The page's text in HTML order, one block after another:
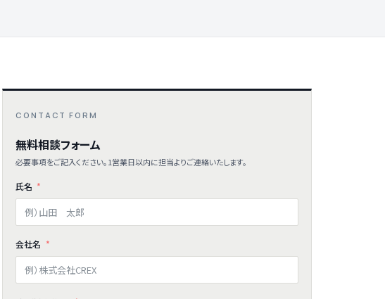
CONTACT FORM
無料相談フォーム
必要事項をご記入ください。1営業日以内に担当よりご連絡いたします。
氏名
会社名